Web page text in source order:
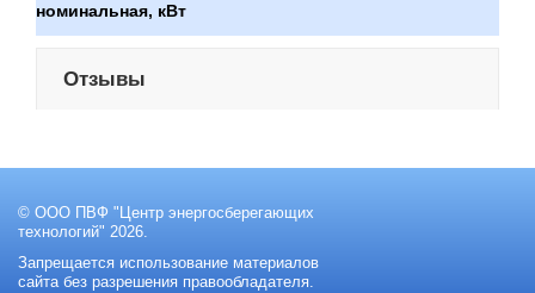
номинальная, кВт
Отзывы
© ООО ПВФ "Центр энергосберегающих
технологий" 2026.
Запрещается использование материалов
сайта без разрешения правообладателя.